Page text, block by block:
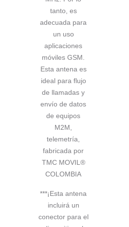
tanto, es
adecuada para
un uso
aplicaciones
móviles GSM.
Esta antena es
ideal para flujo
de llamadas y
envío de datos
de equipos
M2M,
telemetría,
fabricada por
TMC MOVIL®
COLOMBIA
***¡Esta antena
incluirá un
conector para el